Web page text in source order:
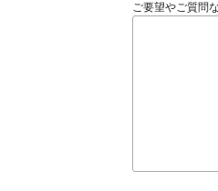
ご要望やご質問